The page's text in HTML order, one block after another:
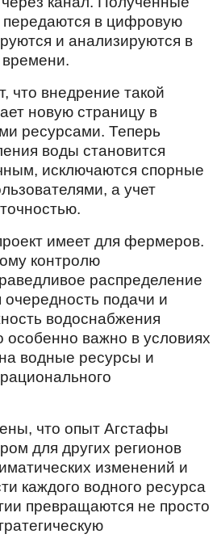
в цифровую
и анализируются в
что внедрение такой
новую страницу в
ресурсами. Теперь
воды становится
исключаются спорные
а учет
имеет для фермеров.
контролю
распределение
подачи и
водоснабжения
особенно важно в условиях
водные ресурсы и
что опыт Агстафы
для других регионов
изменений и
каждого водного ресурса
превращаются не просто